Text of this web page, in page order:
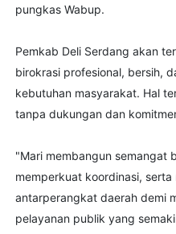
pungkas Wabup.
Pemkab Deli Serdang akan
birokrasi profesional, bersih,
kebutuhan masyarakat. Hal
tanpa dukungan dan
"Mari membangun semangat
memperkuat koordinasi,
antarperangkat daerah demi
pelayanan publik yang